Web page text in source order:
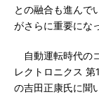
との融合も進んで
がさらに重要にな
自動運転時代の
レクトロニクス
の吉田正康氏に聞